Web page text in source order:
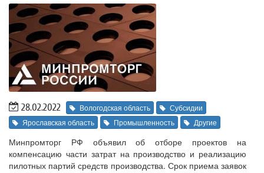
28.02.2022 Вологодская область
Субсидии
Ярославская область
Промышленность Другие
Минпромторг РФ объявил об отборе проектов на
компенсацию части затрат на производство и реализацию
пилотных партий средств производства. Срок приема заявок